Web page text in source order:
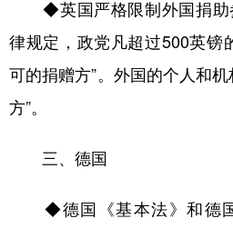
◆英国严格限制外国捐助
律规定，政党凡超过500英镑
可的捐赠方”。外国的个人和
方”。
三、德国
◆德国《基本法》和德国